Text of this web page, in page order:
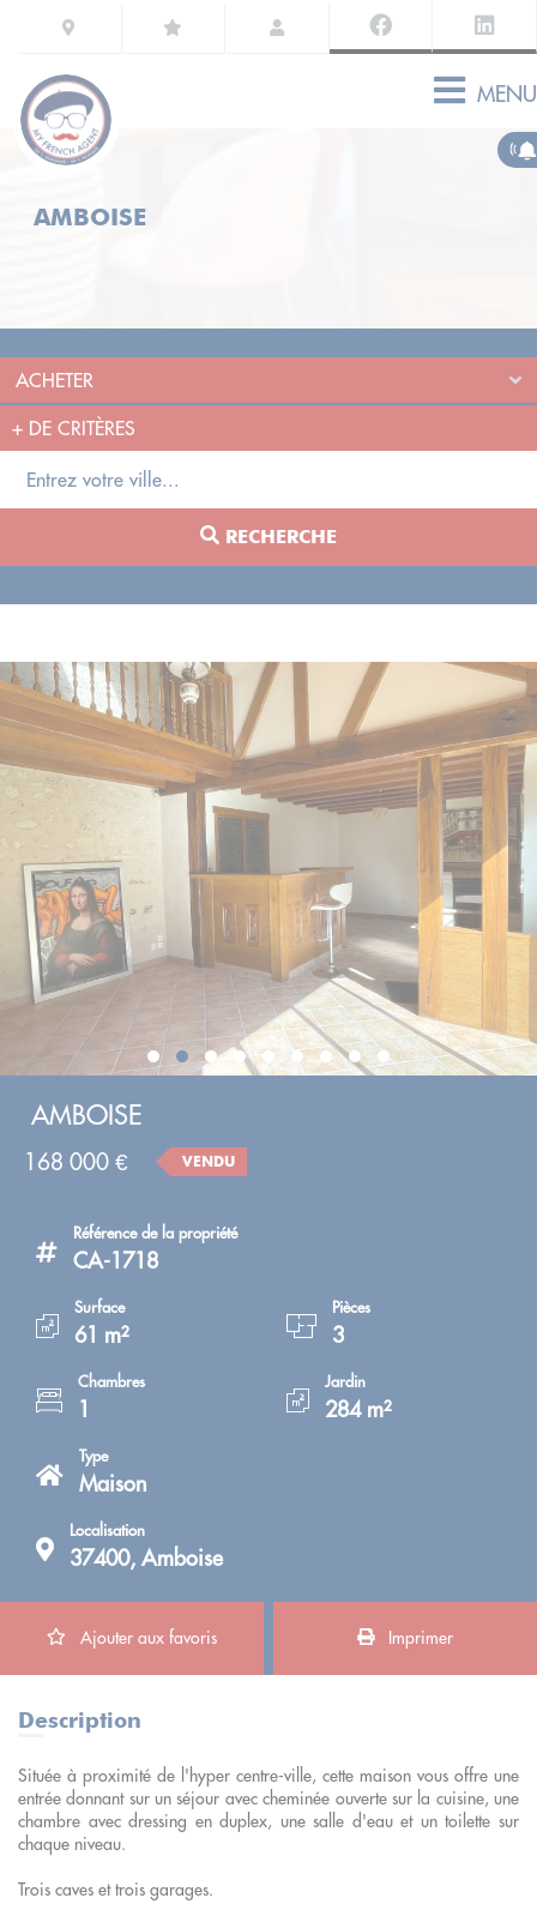
MENU
AMBOISE
+ DE CRITÈRES
RECHERCHE
AMBOISE
168 000 € VENDU
Référence de la propriété
CA-1718
Surface
61 m²
Pièces
3
Chambres
1
Jardin
284 m²
Type
Maison
Localisation
37400, Amboise
Ajouter aux favoris Imprimer
Description
Située à proximité de l'hyper centre-ville, cette maison vous offre une
entrée donnant sur un séjour avec cheminée ouverte sur la cuisine, une
chambre avec dressing en duplex, une salle d'eau et un toilette sur
chaque niveau.
Trois caves et trois garages.